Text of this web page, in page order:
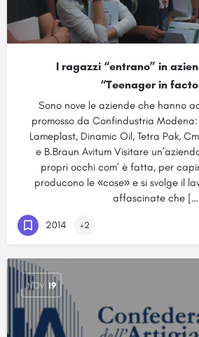
I ragazzi “entrano” in
“Teenager in
Sono nove le aziende che hanno
promosso da Confindustria
Lameplast, Dinamic Oil, Tetra Pak,
e B.Braun Avitum Visitare
propri occhi com’ è fatta, per
producono le «cose» e si svolge il
affascinate che
2014 +2
NOV 19